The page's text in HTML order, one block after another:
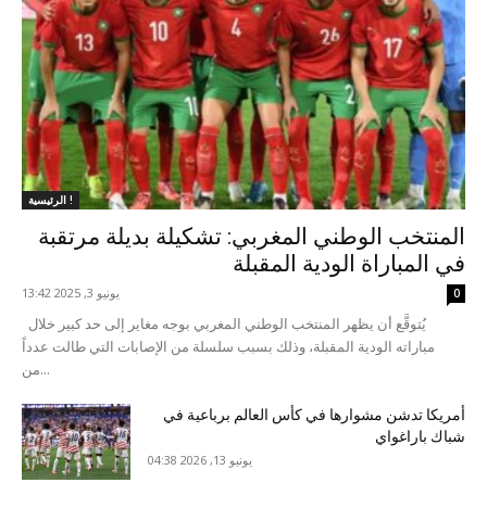
الرئيسية !
المنتخب الوطني المغربي: تشكيلة بديلة مرتقبة
في المباراة الودية المقبلة
يونيو 3, 2025 13:42 0
مباراته الودية المقبلة، وذلك بسبب سلسلة من الإصابات التي طالت عدداً
من...
أمريكا تدشن مشوارها في كأس العالم برباعية في
شباك باراغواي
يونيو 13, 2026 04:38